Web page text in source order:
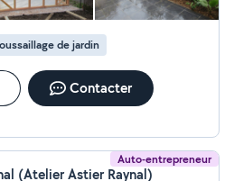
de jardin
Contacter
Auto-entrepreneur
(Atelier Astier Raynal)